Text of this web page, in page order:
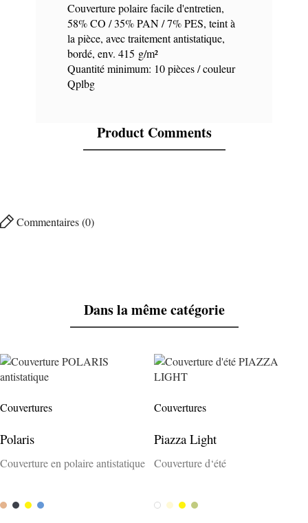
Couverture polaire facile d'entretien,
58% CO / 35% PAN / 7% PES, teint à
la pièce, avec traitement antistatique,
bordé, env. 415 g/m²
Quantité minimum: 10 pièces / couleur
Qplbg
Product Comments
Commentaires (0)
Dans la même catégorie
Couvertures
Polaris
Couverture en polaire antistatique
CamelAnthrazit
GelbCapri
Couvertures
Piazza Light
Couverture d‘été
WeissCreme
GelbSalvia